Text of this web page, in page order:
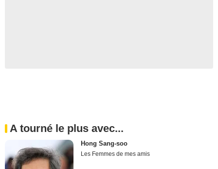
A tourné le plus avec...
Hong Sang-soo
Les Femmes de mes amis